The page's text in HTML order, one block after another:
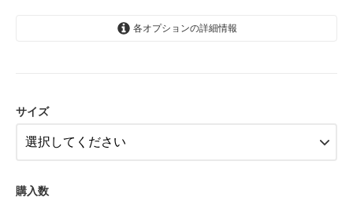
各オプションの詳細情報
サイズ
購入数